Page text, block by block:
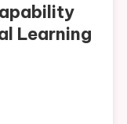
Learning